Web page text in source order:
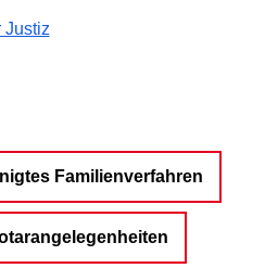
Justiz
Familienverfahren